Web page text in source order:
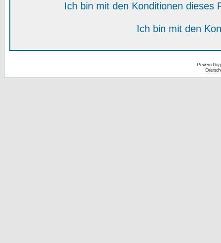
Ich bin mit den Konditionen dieses
Ich bin mit den
Powered by